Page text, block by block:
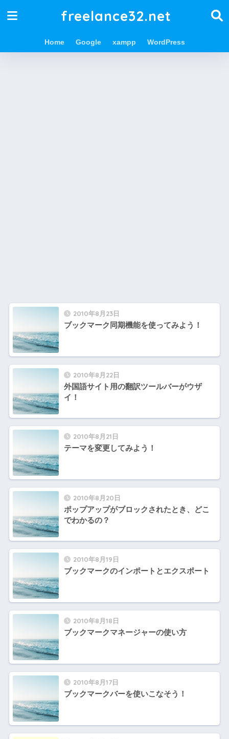
freelance32.net
Home Google xampp WordPress
2010年8月23日
ブックマーク同期機能を使ってみよう！
2010年8月22日
外国語サイト用の翻訳ツールバーがウザ
イ！
2010年8月21日
テーマを変更してみよう！
2010年8月20日
ポップアップがブロックされたとき、どこ
でわかるの？
2010年8月19日
ブックマークのインポートとエクスポート
2010年8月18日
ブックマークマネージャーの使い方
2010年8月17日
ブックマークバーを使いこなそう！